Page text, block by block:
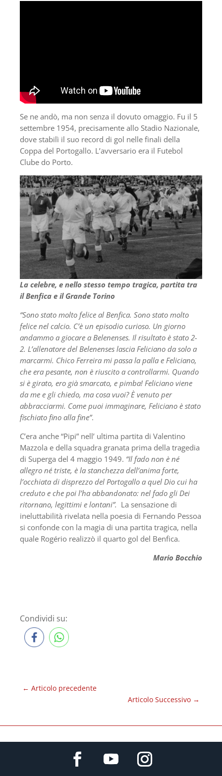
Se ne andò, ma non senza il dovuto omaggio. Fu il 5
settembre 1954, precisamente allo Stadio Nazionale,
dove stabilì il suo record di gol nelle finali della
Coppa del Portogallo. L’avversario era il Futebol
Clube do Porto.
La celebre, e nello stesso tempo tragica, partita tra
il Benfica e il Grande Torino
“Sono stato molto felice al Benfica. Sono stato molto
felice nel calcio. C’è un episodio curioso. Un giorno
andammo a giocare a Belenenses. Il risultato è stato 2-
2. L’allenatore del Belenenses lascia Feliciano da solo a
marcarmi. Chico Ferreira mi passa la palla e Feliciano,
che era pesante, non è riuscito a controllarmi. Quando
si è girato, ero già smarcato, e pimba! Feliciano viene
da me e gli chiedo, ma cosa vuoi? È venuto per
abbracciarmi. Come puoi immaginare, Feliciano è stato
fischiato fino alla fine”.
C’era anche “Pipi” nell’ ultima partita di Valentino
Mazzola e della squadra granata prima della tragedia
di Superga del 4 maggio 1949. “Il fado non è né
allegro né triste, è la stanchezza dell’anima forte,
l’occhiata di disprezzo del Portogallo a quel Dio cui ha
creduto e che poi l’ha abbandonato: nel fado gli Dei
ritornano, legittimi e lontani”. La sensazione di
ineluttabilità rivelata nella poesia di Fernando Pessoa
si confonde con la magia di una partita tragica, nella
quale Rogério realizzò il quarto gol del Benfica.
Mario Bocchio
Condividi su:
← Articolo precedente
Articolo Successivo →